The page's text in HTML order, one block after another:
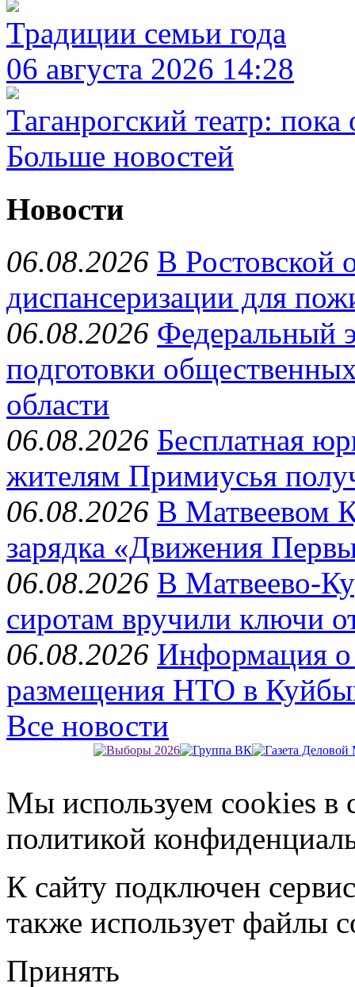
Традиции семьи года
06 августа 2026 14:28
Таганрогский театр:
Больше новостей
Новости
06.08.2026 В Ростовской
диспансеризации для
06.08.2026 Федеральный
подготовки
области
06.08.2026 Бесплатная
жителям Примиусья
06.08.2026 В Матвеевом
зарядка «Движения
06.08.2026 В Матвеево-
сиротам вручили ключи
06.08.2026 Информация о
размещения НТО в
Все новости
Мы используем cookies в
политикой
К сайту подключен
также использует файлы
Принять